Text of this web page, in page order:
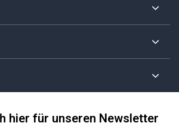
hier für unseren Newsletter